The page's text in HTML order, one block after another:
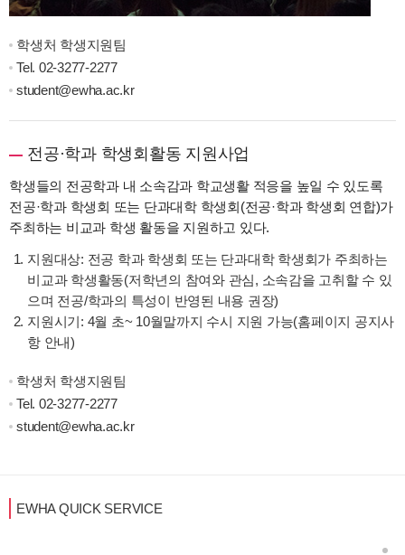
학생처 학생지원팀
Tel. 02-3277-2277
student@ewha.ac.kr
전공·학과 학생회활동 지원사업
학생들의 전공학과 내 소속감과 학교생활 적응을 높일 수 있도록
전공·학과 학생회 또는 단과대학 학생회(전공·학과 학생회 연합)가
주최하는 비교과 학생 활동을 지원하고 있다.
지원대상: 전공 학과 학생회 또는 단과대학 학생회가 주최하는
비교과 학생활동(저학년의 참여와 관심, 소속감을 고취할 수 있
으며 전공/학과의 특성이 반영된 내용 권장)
지원시기: 4월 초~ 10월말까지 수시 지원 가능(홈페이지 공지사
항 안내)
학생처 학생지원팀
Tel. 02-3277-2277
student@ewha.ac.kr
EWHA QUICK SERVICE